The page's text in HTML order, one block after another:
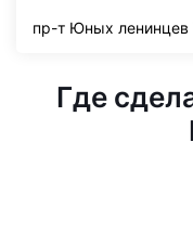
пр-т Юных ленинцев
Где